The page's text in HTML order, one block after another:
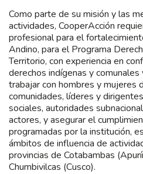
Como parte de su misión y las
actividades, CooperAcción
profesional para el
Andino, para el Programa
Territorio, con experiencia en
derechos indígenas y
trabajar con hombres y mujeres
comunidades, líderes y
sociales, autoridades
actores, y asegurar el
programadas por la institución,
ámbitos de influencia de
provincias de Cotabambas
Chumbivilcas (Cusco).